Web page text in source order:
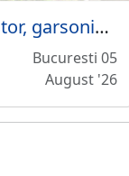
Dristor, garsoniera decomandata, centrala proprie, 0% comision, zona linistita.
Bucuresti 05
August '26